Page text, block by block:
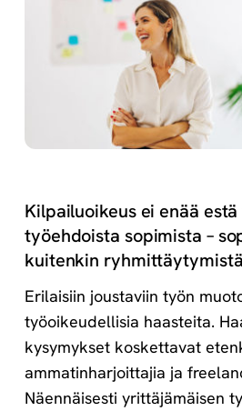
Kilpailuoikeus ei enää
työehdoista sopimista –
kuitenkin ryhmittäytymistä
Erilaisiin joustaviin työn
työoikeudellisia haasteita.
kysymykset koskettavat
ammatinharjoittajia ja
Näennäisesti yrittäjämäisen